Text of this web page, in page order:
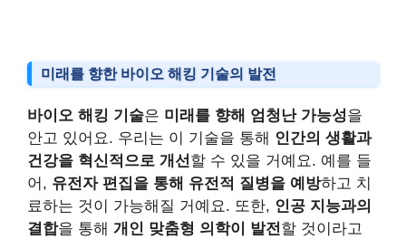
미래를 향한 바이오 해킹 기술의 발전
바이오 해킹 기술은 미래를 향해 엄청난 가능성을
안고 있어요. 우리는 이 기술을 통해 인간의 생활과
건강을 혁신적으로 개선할 수 있을 거예요. 예를 들
어, 유전자 편집을 통해 유전적 질병을 예방하고 치
료하는 것이 가능해질 거예요. 또한, 인공 지능과의
결합을 통해 개인 맞춤형 의학이 발전할 것이라고